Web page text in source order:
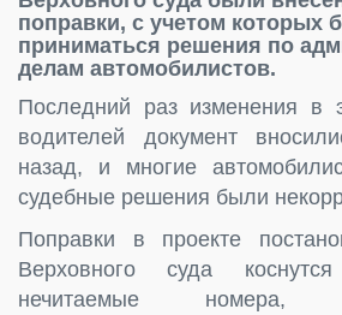
поправки, с учетом которых
приниматься решения по
делам автомобилистов.
Последний раз изменения в
водителей документ
назад, и многие
судебные решения были
Поправки в проекте
Верховного суда
нечитаемые номера,